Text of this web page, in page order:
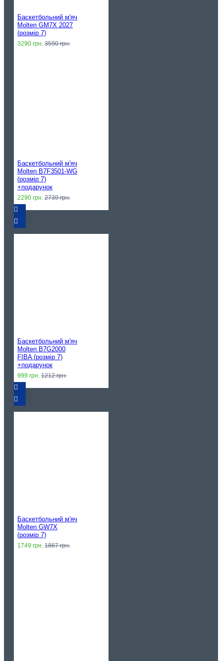
Баскетбольний м'яч
Molten GM7X 2027
(розмір 7)
3290 грн. 3590 грн.
Баскетбольний м'яч
Molten B7F3501-WG
(розмір 7)
+подарунок
2290 грн. 2739 грн.
Баскетбольний м'яч
Molten B7G2000
FIBA (розмір 7)
+подарунок
999 грн. 1212 грн.
Баскетбольний м'яч
Molten GW7X
(розмір 7)
1749 грн. 1867 грн.